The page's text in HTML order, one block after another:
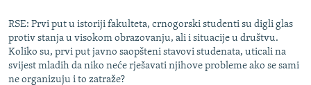
RSE: Prvi put u istoriji fakulteta, crnogorski studenti su digli glas
protiv stanja u visokom obrazovanju, ali i situacije u društvu.
Koliko su, prvi put javno saopšteni stavovi studenata, uticali na
svijest mladih da niko neće rješavati njihove probleme ako se sami
ne organizuju i to zatraže?